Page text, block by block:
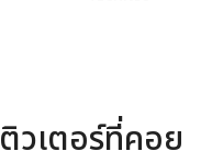
เตอร์ที่คอย